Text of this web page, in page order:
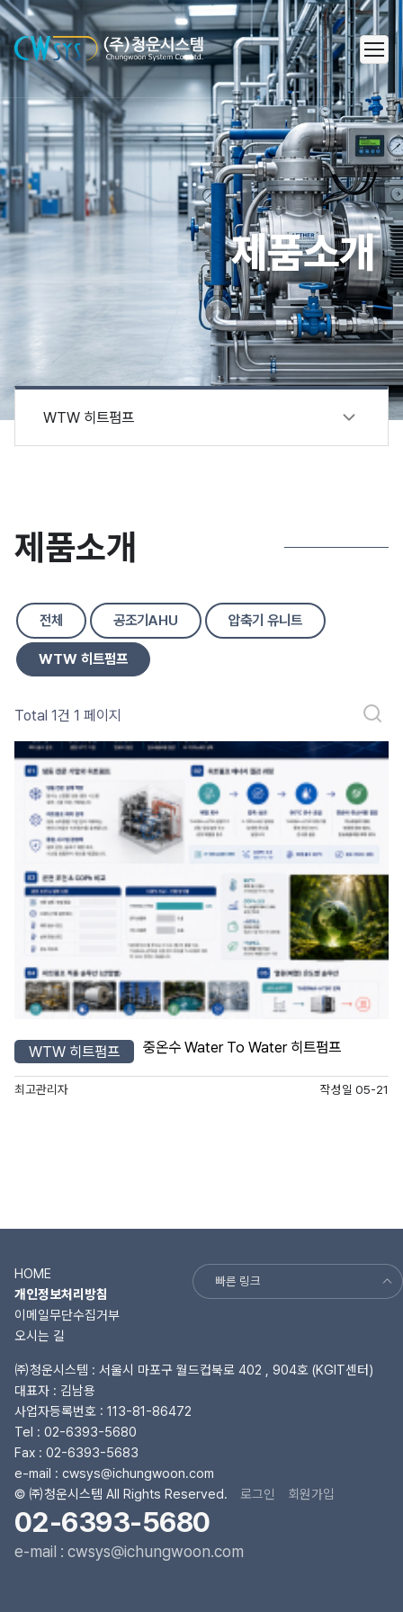
㈜청운시스템 - 캐리어 공조 시스
제품소개
WTW 히트펌프
제품소개
전체 공조기AHU 압축기 유니트
WTW 히트펌프
Total 1건 1 페이지
WTW 히트펌프 중온수 Water To Water 히트펌프
최고관리자 작성일05-21
빠른 링크
HOME
개인정보처리방침
이메일무단수집거부
오시는 길
㈜청운시스템 : 서울시 마포구 월드컵북로 402 , 904호 (KGIT센터)
대표자 : 김남용
사업자등록번호 : 113-81-86472
Tel : 02-6393-5680
Fax : 02-6393-5683
e-mail : cwsys@ichungwoon.com
© ㈜청운시스템 All Rights Reserved.
로그인 회원가입
02-6393-5680
e-mail : cwsys@ichungwoon.com